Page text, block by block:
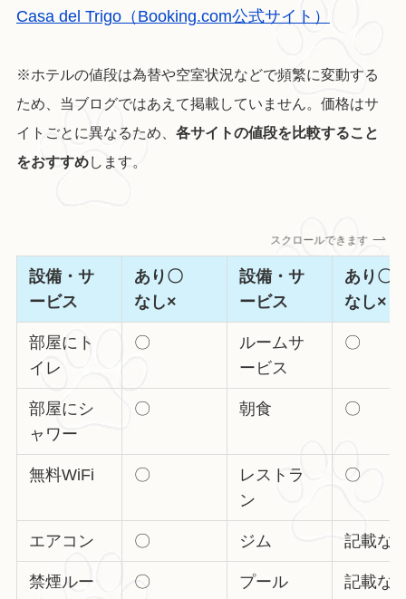
Casa del Trigo（Booking.com公式サイト）
※ホテルの値段は為替や空室状況などで頻繁に変動する
ため、当ブログではあえて掲載していません。価格はサ
イトごとに異なるため、 各サイトの値段を比較すること
をおすすめします。
スクロールできます
設備・サ
ービス
あり〇
なし×
設備・サ
ービス
あり
なし×
部屋にト
イレ
〇
ルームサ
ービス
〇
部屋にシ
ャワー
〇 朝食 〇
無料WiFi 〇
レストラ
ン
〇
エアコン 〇 ジム 記載な
禁煙ルー
〇 プール 記載な